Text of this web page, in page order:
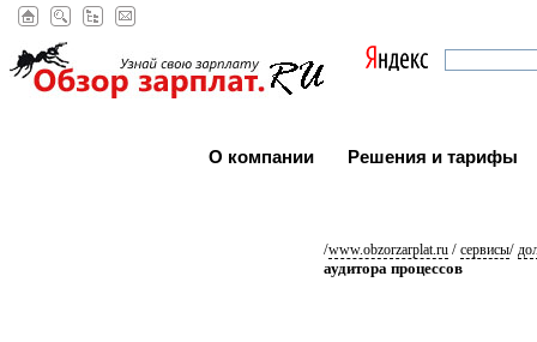
О компании Решения и тарифы
/www.obzorzarplat.ru / сервисы/
аудитора процессов